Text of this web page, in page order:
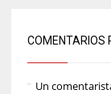
COMENTARIOS
Un